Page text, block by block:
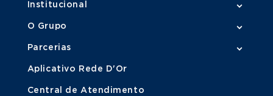
Institucional
O Grupo
Parcerias
Aplicativo Rede D'Or
Central de Atendimento